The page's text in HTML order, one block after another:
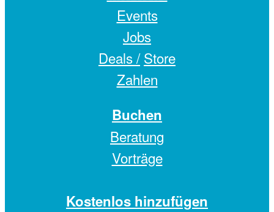
Events
Jobs
Deals / Store
Zahlen
Buchen
Beratung
Vorträge
Kostenlos hinzufügen